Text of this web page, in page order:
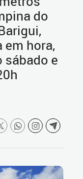
do
em hora,
sábado e